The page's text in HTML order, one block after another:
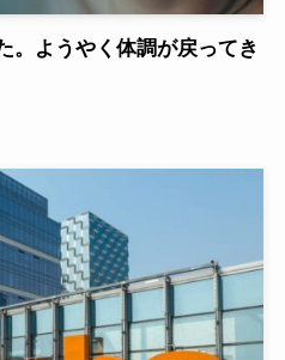
。ようやく体調が戻ってき